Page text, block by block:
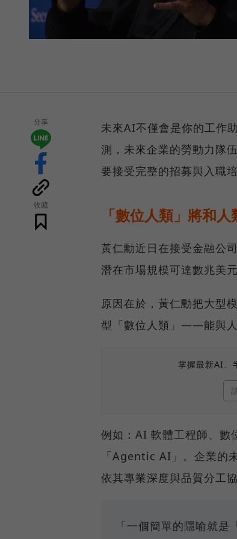
分享
收藏
未來AI不僅會是你的工作
測，未來企業的勞動力隊
要接受完整的招募與入職
「數位人類」將和
黃仁勳近日在接受金融公
潛在市場規模可達數兆美元
原因在於，黃仁勳把大型
型「數位人類」——能與人
掌握最新AI、
例如：AI 軟體工程師、數
「Agentic AI」。企業的
依其專業深度與品質分工協
「一個簡單的隱喻就